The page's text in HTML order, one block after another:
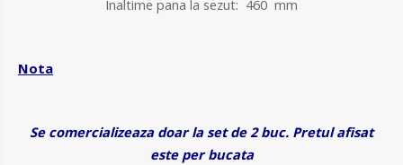
Inaltime pana la sezut: 460 mm
Nota
Se comercializeaza doar la set de 2 buc. Pretul afisat
este per bucata